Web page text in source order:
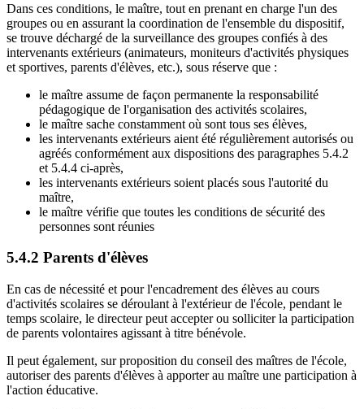
Dans ces conditions, le maître, tout en prenant en charge l'un des
groupes ou en assurant la coordination de l'ensemble du dispositif,
se trouve déchargé de la surveillance des groupes confiés à des
intervenants extérieurs (animateurs, moniteurs d'activités physiques
et sportives, parents d'élèves, etc.), sous réserve que :
le maître assume de façon permanente la responsabilité
pédagogique de l'organisation des activités scolaires,
le maître sache constamment où sont tous ses élèves,
les intervenants extérieurs aient été régulièrement autorisés ou
agréés conformément aux dispositions des paragraphes 5.4.2
et 5.4.4 ci-après,
les intervenants extérieurs soient placés sous l'autorité du
maître,
le maître vérifie que toutes les conditions de sécurité des
personnes sont réunies
5.4.2 Parents d'élèves
En cas de nécessité et pour l'encadrement des élèves au cours
d'activités scolaires se déroulant à l'extérieur de l'école, pendant le
temps scolaire, le directeur peut accepter ou solliciter la participation
de parents volontaires agissant à titre bénévole.
Il peut également, sur proposition du conseil des maîtres de l'école,
autoriser des parents d'élèves à apporter au maître une participation à
l'action éducative.